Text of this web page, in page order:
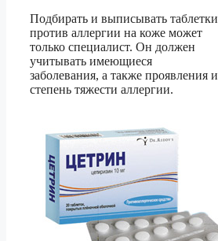
Подбирать и выписывать таблетки
против аллергии на коже может
только специалист. Он должен
учитывать имеющиеся
заболевания, а также проявления и
степень тяжести аллергии.